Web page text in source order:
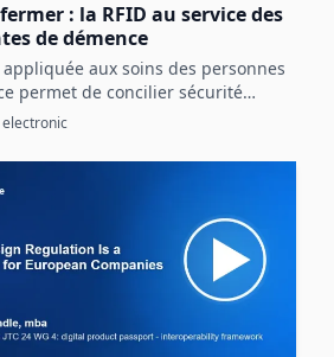
: la RFID au service des
de démence
appliquée aux soins des personnes
permet de concilier sécurité
par une détection